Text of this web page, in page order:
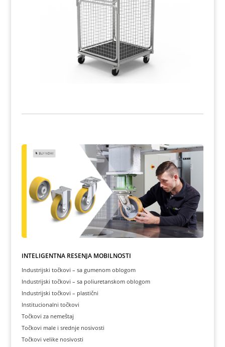
INTELIGENTNA REŠENJA MOBILNOSTI
Industrijski točkovi – sa gumenom oblogom
Industrijski točkovi – sa poliuretanskom oblogom
Industrijski točkovi – plastični
Institucionalni točkovi
Točkovi za nemeštaj
Točkovi male i srednje nosivosti
Točkovi velike nosivosti